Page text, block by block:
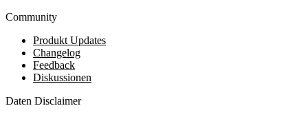
Community
Produkt Updates
Changelog
Feedback
Diskussionen
Daten Disclaimer